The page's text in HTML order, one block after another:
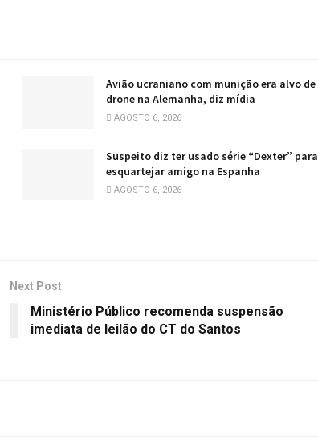
Avião ucraniano com munição era alvo de
drone na Alemanha, diz mídia
AGOSTO 6, 2026
Suspeito diz ter usado série “Dexter” para
esquartejar amigo na Espanha
AGOSTO 6, 2026
Next Post
Ministério Público recomenda suspensão
imediata de leilão do CT do Santos